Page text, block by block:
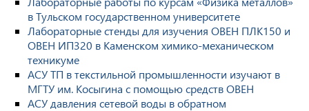
в Тульском государственном университете
Лабораторные стенды для изучения ОВЕН ПЛК150 и
ОВЕН ИП320 в Каменском химико-механическом
техникуме
АСУ ТП в текстильной промышленности изучают в
МГТУ им. Косыгина с помощью средств ОВЕН
АСУ давления сетевой воды в обратном